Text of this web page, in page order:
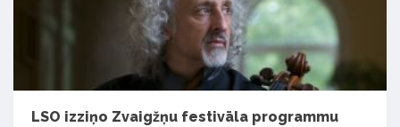
LSO izziņo Zvaigžņu festivāla programmu